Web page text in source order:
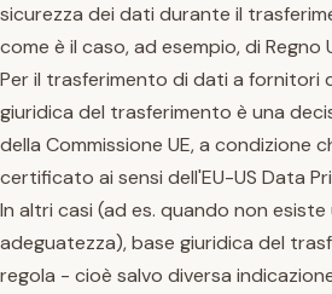
sicurezza dei dati durante il
come è il caso, ad esempio, di Regno
Per il trasferimento di dati a fornitori
giuridica del trasferimento è una
della Commissione UE, a condizione
certificato ai sensi dell'EU-US Data
In altri casi (ad es. quando non
adeguatezza), base giuridica del
regola - cioè salvo diversa